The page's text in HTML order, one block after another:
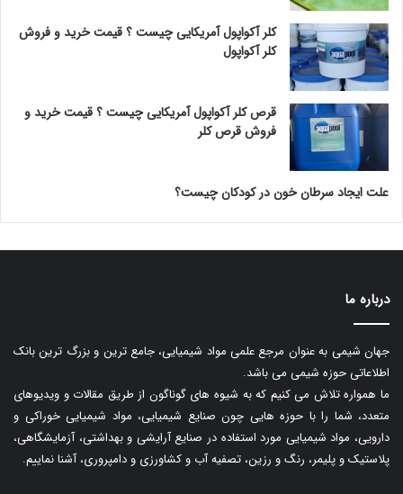
کلر آکواپول آمریکایی چیست ؟ قیمت خرید و فروش
کلر آکواپول
قرص کلر آکواپول آمریکایی چیست ؟ قیمت خرید و
فروش قرص کلر
علت ایجاد سرطان خون در کودکان چیست؟
درباره ما
جهان شیمی به عنوان مرجع علمی مواد شیمیایی، جامع ترین و بزرگ ترین بانک
اطلاعاتی حوزه شیمی می باشد.
ما همواره تلاش می کنیم که به شیوه های گوناگون از طریق مقالات و ویدیوهای
متعدد، شما را با حوزه هایی چون صنایع شیمیایی، مواد شیمیایی خوراکی و
دارویی، مواد شیمیایی مورد استفاده در صنایع آرایشی و بهداشتی، آزمایشگاهی،
پلاستیک و پلیمر، رنگ و رزین، تصفیه آب و کشاورزی و دامپروری، آشنا نماییم.